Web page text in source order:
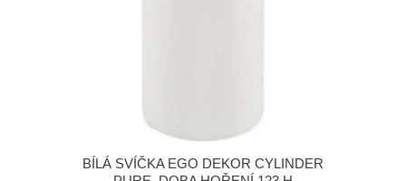
BÍLÁ SVÍČKA EGO DEKOR CYLINDER